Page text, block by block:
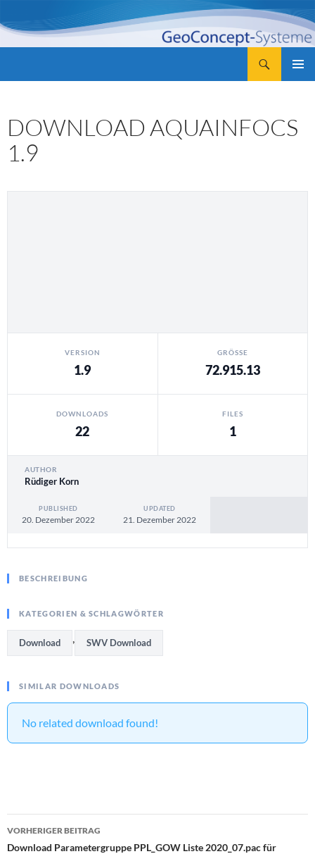
Inhalt
springen
DOWNLOAD AQUAINFOCS
1.9
VERSION
1.9
GRÖSSE
72.915.13
DOWNLOADS
22
FILES
1
AUTHOR
Rüdiger Korn
PUBLISHED
20. Dezember 2022
UPDATED
21. Dezember 2022
BESCHREIBUNG
KATEGORIEN & SCHLAGWÖRTER
Download , SWV Download
SIMILAR DOWNLOADS
No related download found!
Beitragsnavigation
VORHERIGER BEITRAG
Download Parametergruppe PPL_GOW Liste 2020_07.pac für